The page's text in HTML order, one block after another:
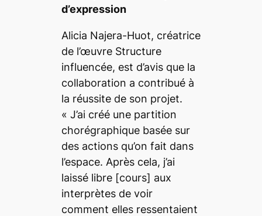
d’expression
Alicia Najera-Huot, créatrice
de l’œuvre Structure
influencée, est d’avis que la
collaboration a contribué à
la réussite de son projet.
« J’ai créé une partition
chorégraphique basée sur
des actions qu’on fait dans
l’espace. Après cela, j’ai
laissé libre [cours] aux
interprètes de voir
comment elles ressentaient